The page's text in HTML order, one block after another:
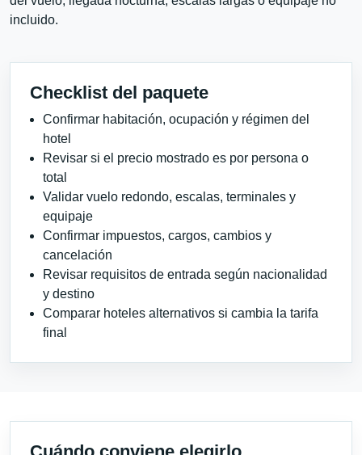
incluido.
Checklist del paquete
Confirmar habitación, ocupación y régimen del
hotel
Revisar si el precio mostrado es por persona o
total
Validar vuelo redondo, escalas, terminales y
equipaje
Confirmar impuestos, cargos, cambios y
cancelación
Revisar requisitos de entrada según nacionalidad
y destino
Comparar hoteles alternativos si cambia la tarifa
final